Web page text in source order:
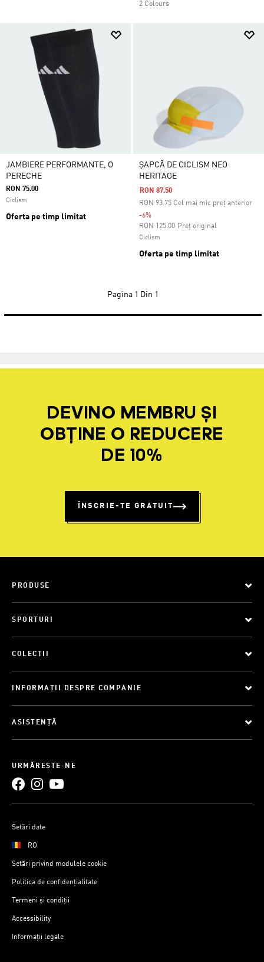
2 Colours
JAMBIERE PERFORMANTE, O
PERECHE
RON 75.00
Ciclism
Oferta pe timp limitat
ȘAPCĂ DE CICLISM NEO
HERITAGE
RON 87.50
RON 93.75 Cel mai mic preț anterior
-6%
Preț original
Preț redus de la
RON 125.00la
Ciclism
Oferta pe timp limitat
Pagina 1 Din 1
DEVINO MEMBRU ȘI
OBȚINE O REDUCERE
DE 10%
ÎNSCRIE-TE GRATUIT
PRODUSE
SPORTURI
COLECȚII
INFORMAȚII DESPRE COMPANIE
ASISTENȚĂ
URMĂREȘTE-NE
Setări date
RO
Setări privind modulele cookie
Politica de confidențialitate
Termeni și condiții
Accessibility
Informații legale